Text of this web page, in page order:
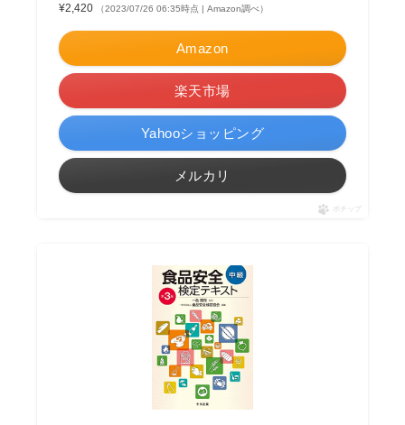
¥2,420
（2023/07/26 06:35時点 | Amazon調べ）
Amazon
楽天市場
Yahooショッピング
メルカリ
ポチップ